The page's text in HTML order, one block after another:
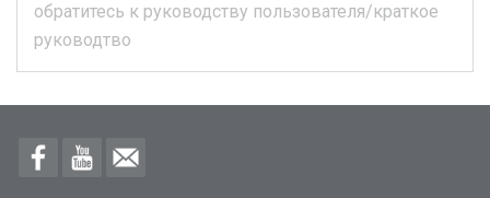
обратитесь к руководству пользователя/краткое
руководтво